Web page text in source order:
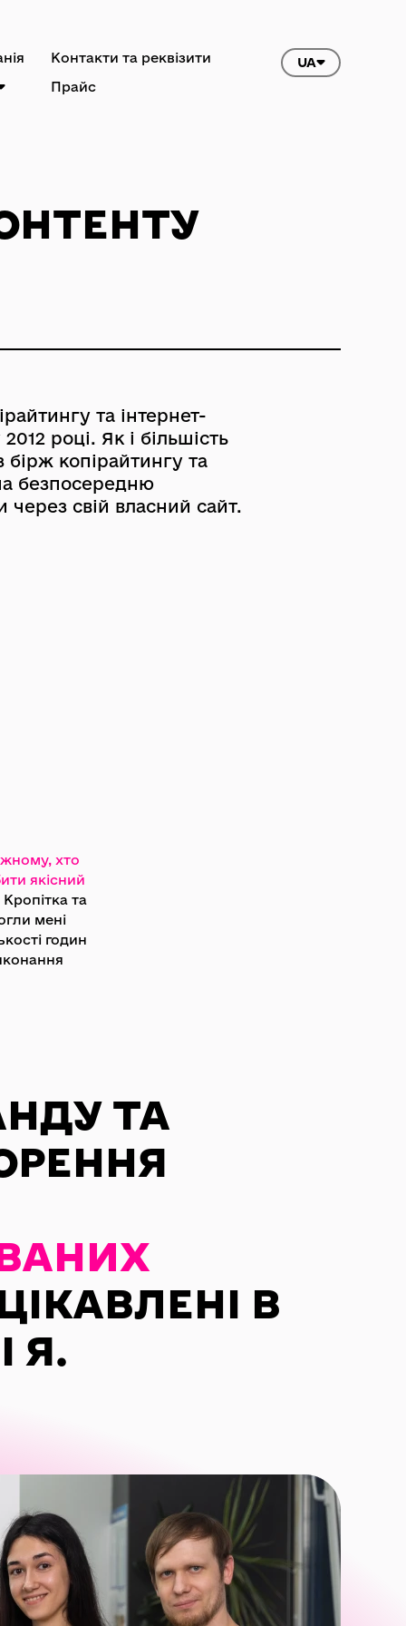
Контакти та реквізити
Прайс
UA
та інтернет-
році. Як і більшість
бірж копірайтингу та
безпосередню
через свій власний сайт.
хто
якісний
Кропітка та
мені
годин
ТА
В
Я.